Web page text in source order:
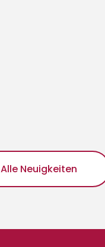
Alle Neuigkeiten